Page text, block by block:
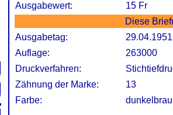
Ausgabewert:
15 Fr
Diese
Ausgabetag:
29.04.1951
Auflage:
263000
Druckverfahren:
Zähnung der Marke:
13
Farbe: